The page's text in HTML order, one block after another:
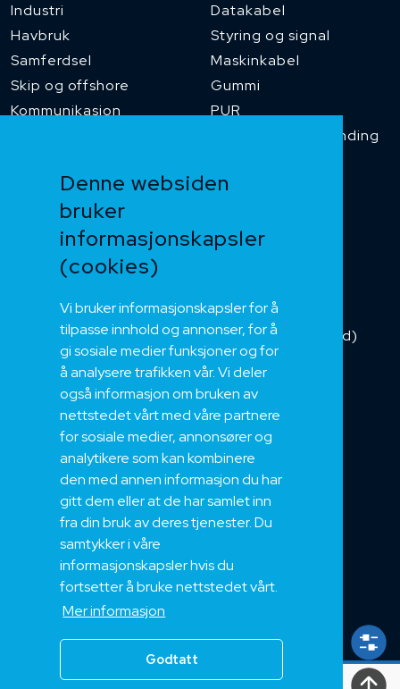
Denne websiden
bruker
informasjonskapsler
(cookies)
Vi bruker informasjonskapsler for å
tilpasse innhold og annonser, for å
gi sosiale medier funksjoner og for
å analysere trafikken vår. Vi deler
også informasjon om bruken av
nettstedet vårt med våre partnere
for sosiale medier, annonsører og
analytikere som kan kombinere
den med annen informasjon du har
gitt dem eller at de har samlet inn
fra din bruk av deres tjenester. Du
samtykker i våre
informasjonskapsler hvis du
fortsetter å bruke nettstedet vårt.
Mer informasjon
Godtatt
Industri
Havbruk
Samferdsel
Skip og offshore
Kommunikasjon
Datakabel
Styring og signal
Maskinkabel
Gummi
PUR
Temperaturbestanding
Heis og kran
Kategorikabel
Installasjonskabel
Kombikabel (Hybrid)
DNV sertifisert
Tilbehør
Om oss
Bærekraft og Åpenhet
Jobb hos oss
Sertifiseringer
Support
Teknisk
Eksport
Salgs og Leveringsbetingelser
rettigheter2024, Nek Kabel AS 2024